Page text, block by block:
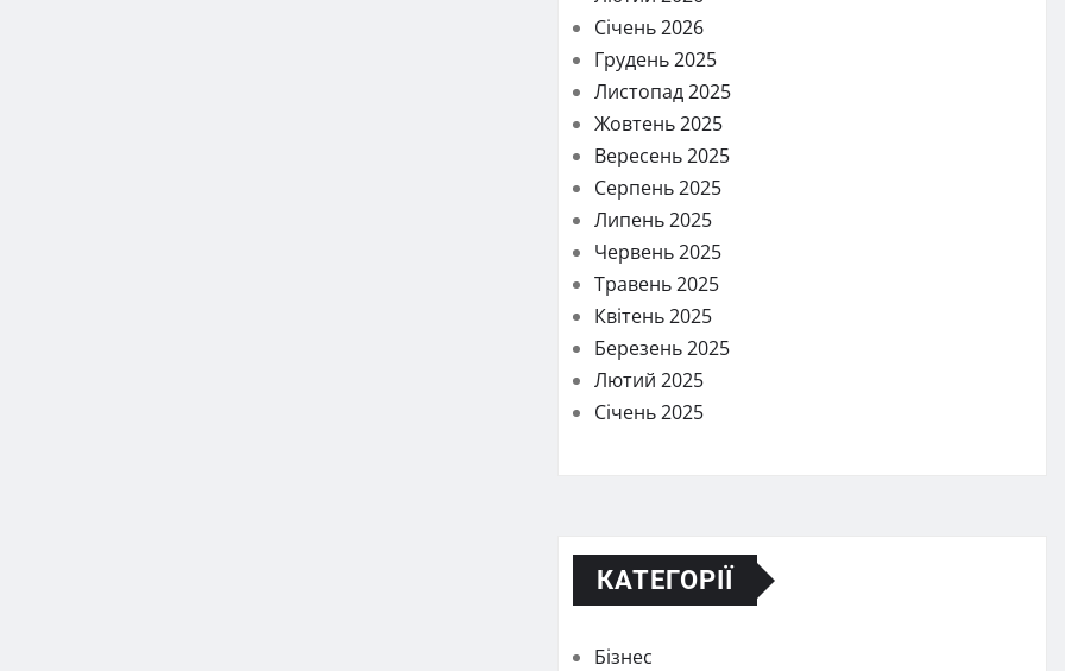
Січень 2026
Грудень 2025
Листопад 2025
Жовтень 2025
Вересень 2025
Серпень 2025
Липень 2025
Червень 2025
Травень 2025
Квітень 2025
Березень 2025
Лютий 2025
Січень 2025
КАТЕГОРІЇ
Бізнес